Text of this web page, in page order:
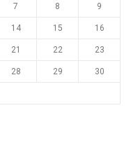
7 8 9
14 15 16
21 22 23
28 29 30